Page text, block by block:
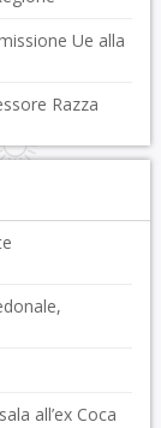
Ue alla
Razza
all’ex Coca